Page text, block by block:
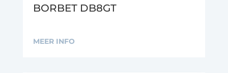
BORBET DB8GT
MEER INFO